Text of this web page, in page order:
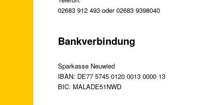
02683 912 493 oder 02683 9398040
Bankverbindung
Sparkasse Neuwied
IBAN: DE77 5745 0120 0013 0000 13
BIC: MALADE51NWD